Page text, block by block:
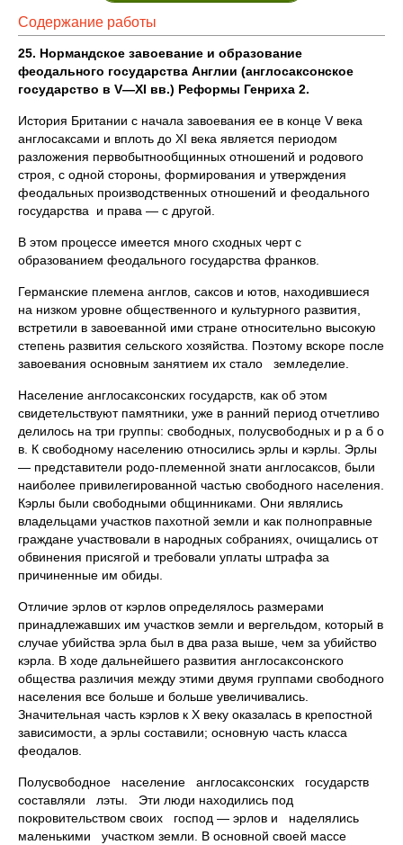
Содержание работы
25. Нормандское завоевание и образование
феодального государства Англии (англосаксонское
государство в V—XI вв.) Реформы Генриха 2.
История Британии с начала завоевания ее в конце V века
англосаксами и вплоть до XI века является периодом
разложения первобытнообщинных отношений и родового
строя, с одной стороны, формирования и утверждения
феодальных производственных отношений и феодального
государства и права — с другой.
В этом процессе имеется много сходных черт с
образованием феодального государства франков.
Германские племена англов, саксов и ютов, находившиеся
на низком уровне общественного и культурного развития,
встретили в завоеванной ими стране относительно высокую
степень развития сельского хозяйства. Поэтому вскоре после
завоевания основным занятием их стало земледелие.
Население англосаксонских государств, как об этом
свидетельствуют памятники, уже в ранний период отчетливо
делилось на три группы: свободных, полусвободных и р а б о
в. К свободному населению относились эрлы и кэрлы. Эрлы
— представители родо-племенной знати англосаксов, были
наиболее привилегированной частью свободного населения.
Кэрлы были свободными общинниками. Они являлись
владельцами участков пахотной земли и как полноправные
граждане участвовали в народных собраниях, очищались от
обвинения присягой и требовали уплаты штрафа за
причиненные им обиды.
Отличие эрлов от кэрлов определялось размерами
принадлежавших им участков земли и вергельдом, который в
случае убийства эрла был в два раза выше, чем за убийство
кэрла. В ходе дальнейшего развития англосаксонского
общества различия между этими двумя группами свободного
населения все больше и больше увеличивались.
Значительная часть кэрлов к X веку оказалась в крепостной
зависимости, а эрлы составили; основную часть класса
феодалов.
Полусвободное население англосаксонских государств
составляли лэты. Эти люди находились под
покровительством своих господ — эрлов и наделялись
маленькими участком земли. В основной своей массе